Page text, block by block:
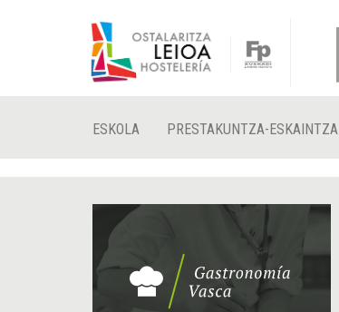
ESKOLA PRESTAKUNTZA-ESKAINTZA